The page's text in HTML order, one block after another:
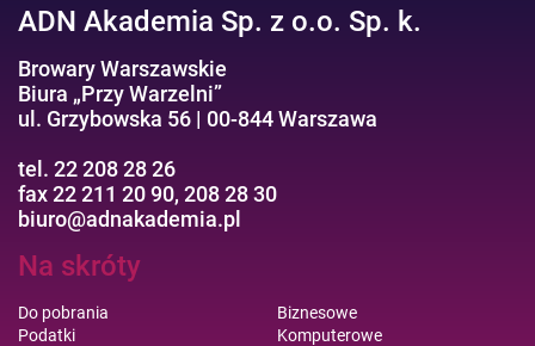
ADN Akademia Sp. z o.o. Sp. k.
Browary Warszawskie
Biura „Przy Warzelni”
ul. Grzybowska 56 | 00-844 Warszawa
tel. 22 208 28 26
fax 22 211 20 90, 208 28 30
biuro@adnakademia.pl
Na skróty
Do pobrania
Podatki
Biznesowe
Komputerowe